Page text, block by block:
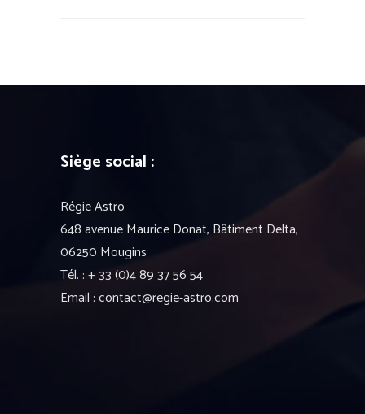
Siège social :
Régie Astro
648 avenue Maurice Donat, Bâtiment Delta,
06250 Mougins
Tél. : + 33 (0)4 89 37 56 54
Email : contact@regie-astro.com